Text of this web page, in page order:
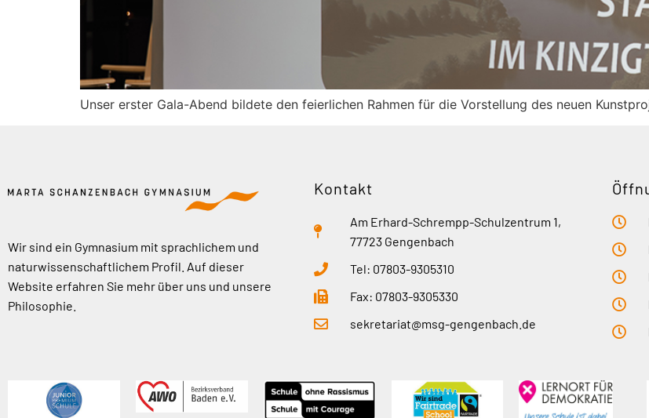
Unser erster Gala-Abend bildete den feierlichen Rahmen für die Vorstellung des neuen
Wir sind ein Gymnasium mit sprachlichem und
naturwissenschaftlichem Profil. Auf dieser
Website erfahren Sie mehr über uns und unsere
Philosophie.
Kontakt
Am Erhard-Schrempp-Schulzentrum 1,
77723 Gengenbach
Tel: 07803-9305310
Fax: 07803-9305330
sekretariat@msg-gengenbach.de